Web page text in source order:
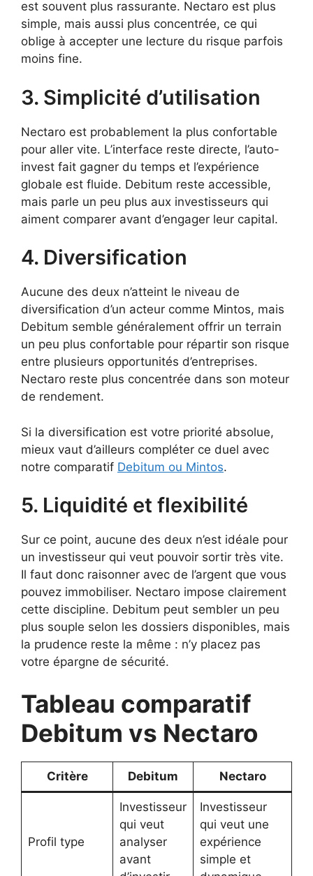
est souvent plus rassurante. Nectaro est plus
simple, mais aussi plus concentrée, ce qui
oblige à accepter une lecture du risque parfois
moins fine.
3. Simplicité d’utilisation
Nectaro est probablement la plus confortable
pour aller vite. L’interface reste directe, l’auto-
invest fait gagner du temps et l’expérience
globale est fluide. Debitum reste accessible,
mais parle un peu plus aux investisseurs qui
aiment comparer avant d’engager leur capital.
4. Diversification
Aucune des deux n’atteint le niveau de
diversification d’un acteur comme Mintos, mais
Debitum semble généralement offrir un terrain
un peu plus confortable pour répartir son risque
entre plusieurs opportunités d’entreprises.
Nectaro reste plus concentrée dans son moteur
de rendement.
Si la diversification est votre priorité absolue,
mieux vaut d’ailleurs compléter ce duel avec
notre comparatif Debitum ou Mintos.
5. Liquidité et flexibilité
Sur ce point, aucune des deux n’est idéale pour
un investisseur qui veut pouvoir sortir très vite.
Il faut donc raisonner avec de l’argent que vous
pouvez immobiliser. Nectaro impose clairement
cette discipline. Debitum peut sembler un peu
plus souple selon les dossiers disponibles, mais
la prudence reste la même : n’y placez pas
votre épargne de sécurité.
Tableau comparatif
Debitum vs Nectaro
Critère Debitum Nectaro
Profil type
Investisseur
qui veut
analyser
avant
Investisseur
qui veut une
expérience
simple et